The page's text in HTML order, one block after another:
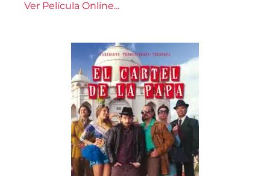
Ver Película Online...